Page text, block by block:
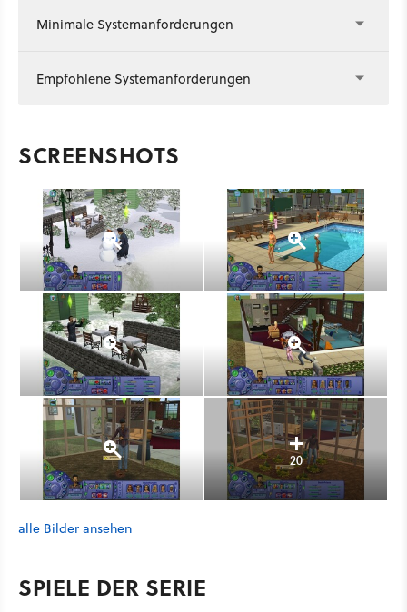
Minimale Systemanforderungen
Empfohlene Systemanforderungen
SCREENSHOTS
20
alle Bilder ansehen
SPIELE DER SERIE